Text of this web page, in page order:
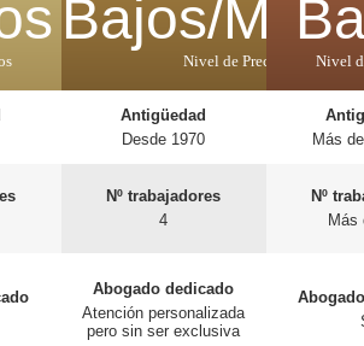
Bajos/
Nivel de Precios
Antigüedad
Desde 1970
Nº trabajadores
4
Abogado dedicado
Atención personalizada
pero sin ser exclusiva
Nivel
Más
Nº
Más